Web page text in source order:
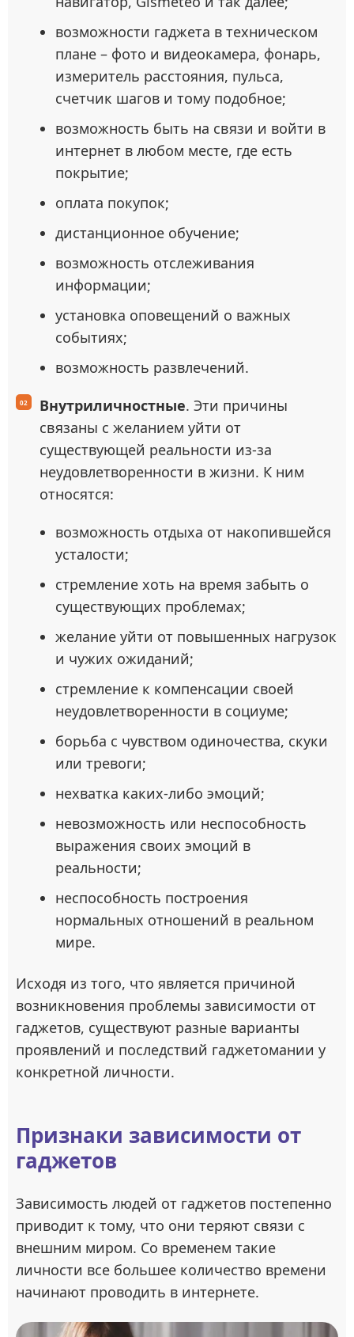
возможности гаджета в техническом
плане – фото и видеокамера, фонарь,
измеритель расстояния, пульса,
счетчик шагов и тому подобное;
возможность быть на связи и войти в
интернет в любом месте, где есть
покрытие;
оплата покупок;
дистанционное обучение;
возможность отслеживания
информации;
установка оповещений о важных
событиях;
возможность развлечений.
Внутриличностные. Эти причины
связаны с желанием уйти от
существующей реальности из-за
неудовлетворенности в жизни. К ним
относятся:
возможность отдыха от накопившейся
усталости;
стремление хоть на время забыть о
существующих проблемах;
желание уйти от повышенных нагрузок
и чужих ожиданий;
стремление к компенсации своей
неудовлетворенности в социуме;
борьба с чувством одиночества, скуки
или тревоги;
нехватка каких-либо эмоций;
невозможность или неспособность
выражения своих эмоций в
реальности;
неспособность построения
нормальных отношений в реальном
мире.
Исходя из того, что является причиной
возникновения проблемы зависимости от
гаджетов, существуют разные варианты
проявлений и последствий гаджетомании у
конкретной личности.
Признаки зависимости от
гаджетов
Зависимость людей от гаджетов постепенно
приводит к тому, что они теряют связи с
внешним миром. Со временем такие
личности все большее количество времени
начинают проводить в интернете.